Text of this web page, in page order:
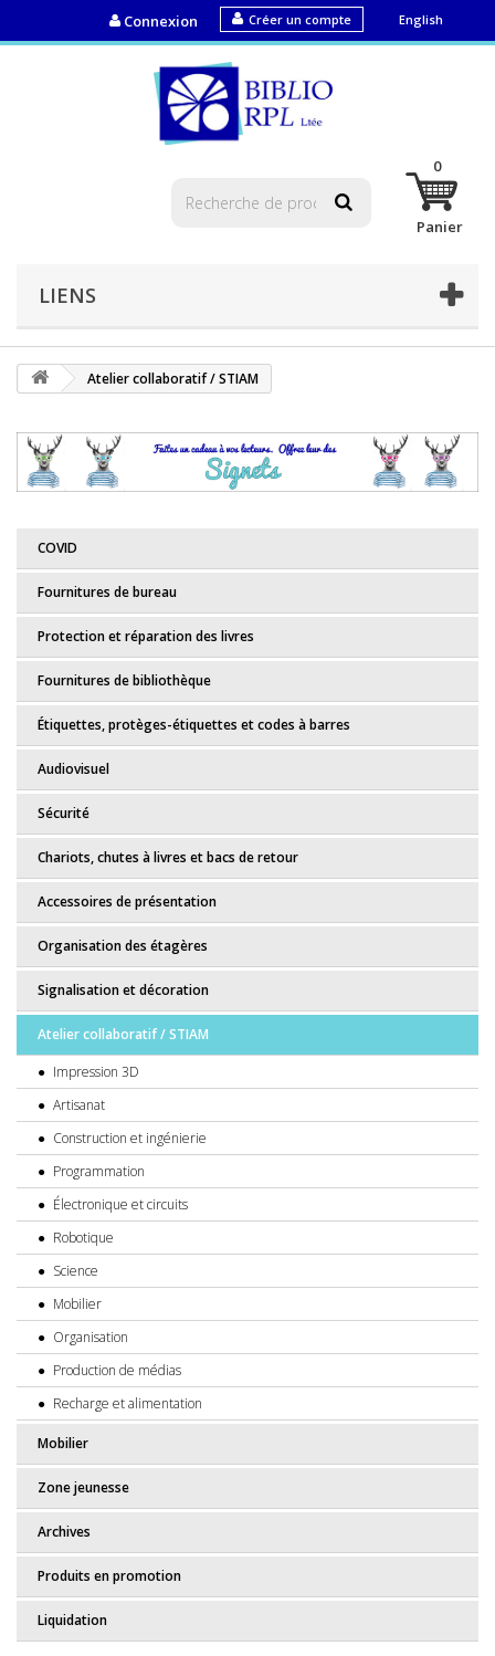
English
Créer un compte
Connexion
0
Panier
LIENS
Atelier collaboratif / STIAM
COVID
Fournitures de bureau
Protection et réparation des livres
Fournitures de bibliothèque
Étiquettes, protèges-étiquettes et codes à barres
Audiovisuel
Sécurité
Chariots, chutes à livres et bacs de retour
Accessoires de présentation
Organisation des étagères
Signalisation et décoration
Atelier collaboratif / STIAM
Impression 3D
Artisanat
Construction et ingénierie
Programmation
Électronique et circuits
Robotique
Science
Mobilier
Organisation
Production de médias
Recharge et alimentation
Mobilier
Zone jeunesse
Archives
Produits en promotion
Liquidation